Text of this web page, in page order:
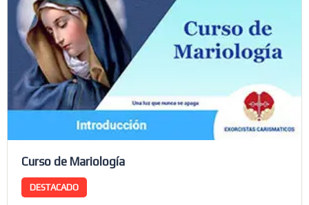
Curso de Mariología
DESTACADONombre